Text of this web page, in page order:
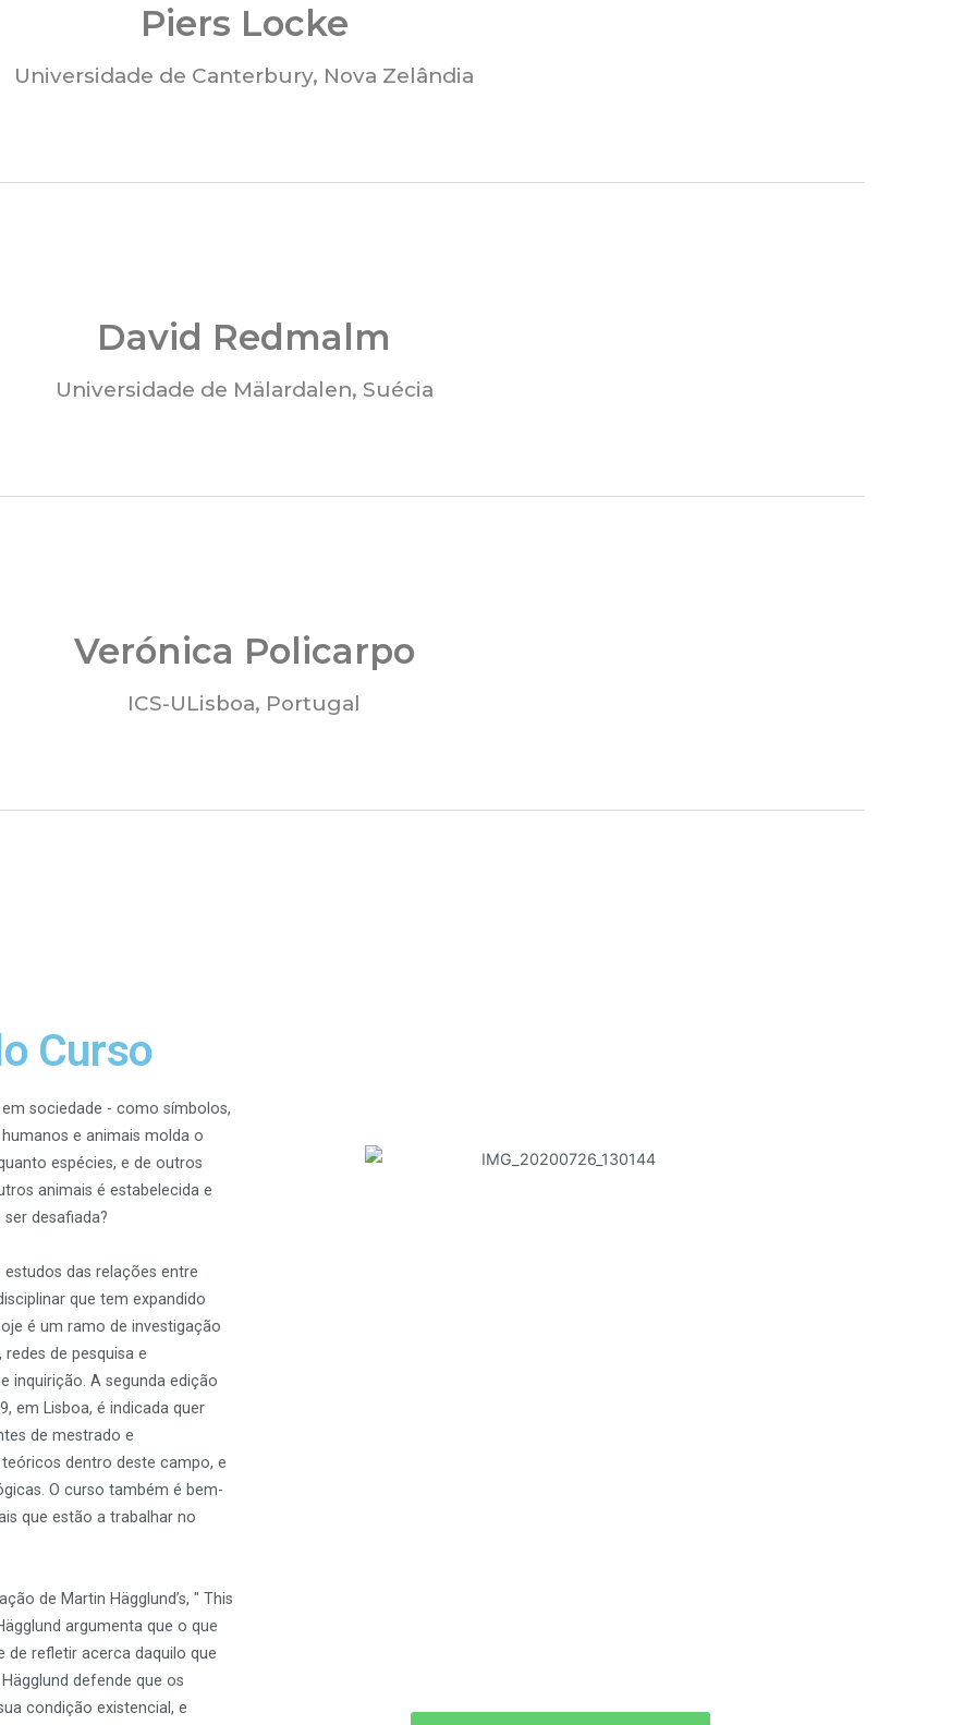
Piers Locke
Universidade de Canterbury, Nova Zelândia
David Redmalm
Universidade de Mälardalen, Suécia
Verónica Policarpo
ICS-ULisboa, Portugal
Curso
sociedade - como símbolos,
e animais molda o
espécies, e de outros
animais é estabelecida e
desafiada?
das relações entre
que tem expandido
é um ramo de investigação
de pesquisa e
inquirição. A segunda edição
em Lisboa, é indicada quer
de mestrado e
dentro deste campo, e
O curso também é bem-
que estão a trabalhar no
de Martin Hägglund’s, " This
argumenta que o que
refletir acerca daquilo que
defende que os
condição existencial, e